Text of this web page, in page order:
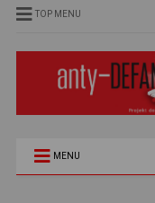
TOP MENU
MENU